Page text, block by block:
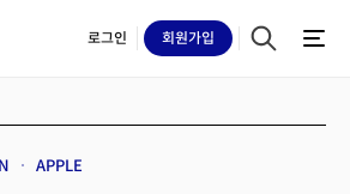
로그인 회원가입
APPLE